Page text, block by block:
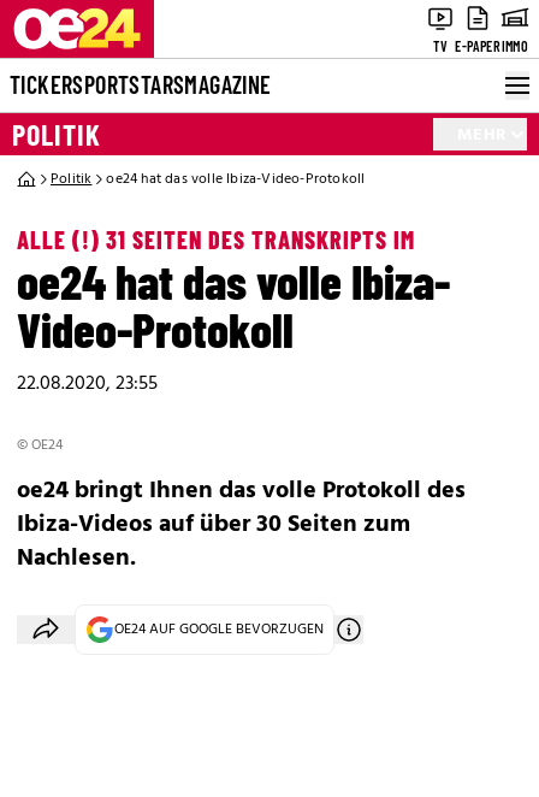
TV E-PAPERIMMO
TICKERSPORTSTARSMAGAZINE
POLITIK
Politik oe24 hat das volle Ibiza-Video-Protokoll
ALLE (!) 31 SEITEN DES TRANSKRIPTS IM
oe24 hat das volle Ibiza-
Video-Protokoll
22.08.2020, 23:55
© OE24
oe24 bringt Ihnen das volle Protokoll des
Ibiza-Videos auf über 30 Seiten zum
Nachlesen.
OE24 AUF GOOGLE BEVORZUGEN